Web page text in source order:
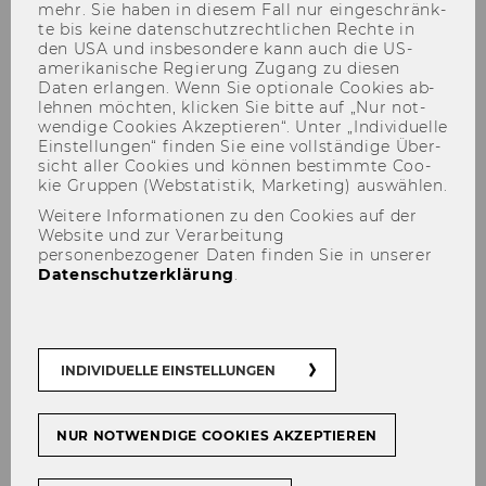
André Martinuzzi im Podcast
“RRI Explained”
15. Juni 2023
mehr. Sie haben in die­sem Fall nur ein­ge­schränk­
te bis keine da­ten­schutz­recht­li­chen Rech­te in
den USA und ins­be­son­de­re kann auch die US-​
amerikanische Re­gie­rung Zu­gang zu die­sen
Daten er­lan­gen. Wenn Sie op­tio­na­le Coo­kies ab­
leh­nen möch­ten, kli­cken Sie bitte auf „Nur not­
wen­di­ge Coo­kies Ak­zep­tie­ren“. Unter „In­di­vi­du­el­le
Ein­stel­lun­gen“ fin­den Sie eine voll­stän­di­ge Über­
sicht aller Coo­kies und kön­nen be­stimm­te Coo­
kie Grup­pen (Web­sta­tis­tik, Mar­ke­ting) aus­wäh­len.
Weitere Informationen zu den Cookies auf der
Website und zur Verarbeitung
personenbezogener Daten finden Sie in unserer
Datenschutzerklärung.
INDIVIDUELLE EINSTELLUNGEN
NUR NOTWENDIGE COOKIES AKZEPTIEREN